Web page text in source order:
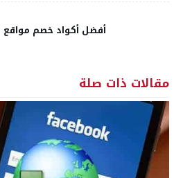
أفضل أكواد خصم مواقع
مقالات ذات صلة